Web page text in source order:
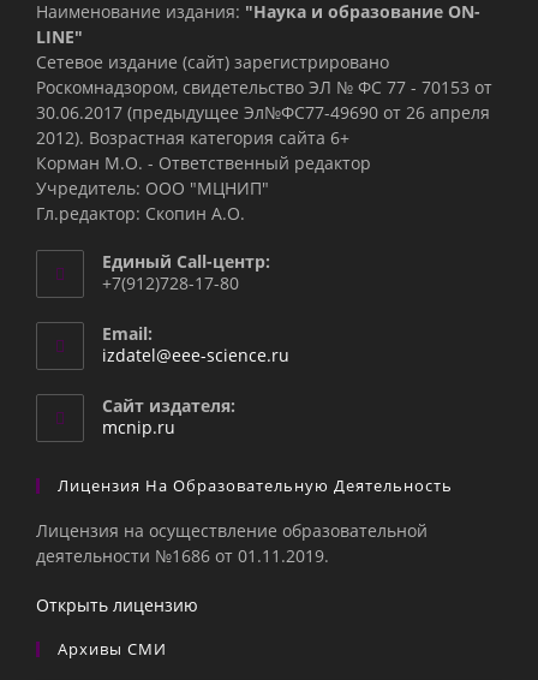
Наименование издания: "Наука и образование ON-
LINE"
Сетевое издание (сайт) зарегистрировано
Роскомнадзором, свидетельство ЭЛ № ФС 77 - 70153 от
30.06.2017 (предыдущее Эл№ФC77-49690 от 26 апреля
2012). Возрастная категория сайта 6+
Корман М.О. - Ответственный редактор
Учредитель: ООО "МЦНИП"
Гл.редактор: Скопин А.О.
Единый Call-центр:
+7(912)728-17-80
Email:
izdatel@eee-science.ru
Сайт издателя:
mcnip.ru
Лицензия На Образовательную Деятельность
Лицензия на осуществление образовательной
деятельности №1686 от 01.11.2019.
Открыть лицензию
Архивы СМИ